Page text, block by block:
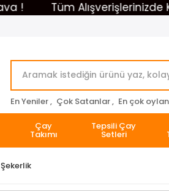
Tüm Alışverişlerinizde
En Yeniler , Çok Satanlar , En çok
Çay
Takımı
Tepsili Çay
Setleri
Şekerlik